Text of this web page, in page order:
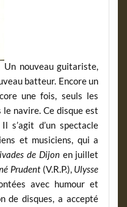
Un nouveau guitariste,
batteur. Encore un
une fois, seuls les
navire. Ce disque est
s’agit d’un spectacle
et musiciens, qui a
de Dijonen juillet
Prudent(V.R.P.), Ulysse
avec humour et
de disques, a accepté